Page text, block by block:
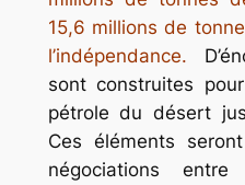
15,6 millions de
l’indépendance.
sont construites
pétrole du désert
Ces éléments
négociations